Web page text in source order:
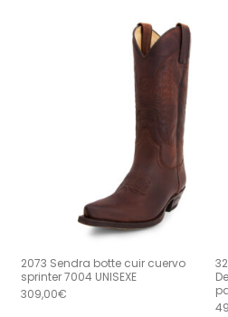
2073 Sendra botte cuir cuervo
sprinter 7004 UNISEXE
309,00€